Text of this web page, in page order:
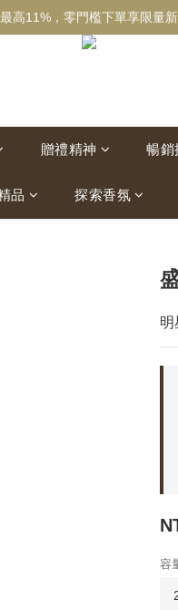
入【welcome】滿$500現折
限量系列，沉浸夏日慢旅時
贈禮精神 暢銷
品 探索香氛
明
容